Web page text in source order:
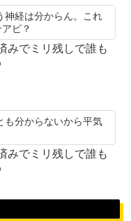
神経は分からん。これ
ピ？
みでミリ残しで誰も
も分からないから平気
みでミリ残しで誰も